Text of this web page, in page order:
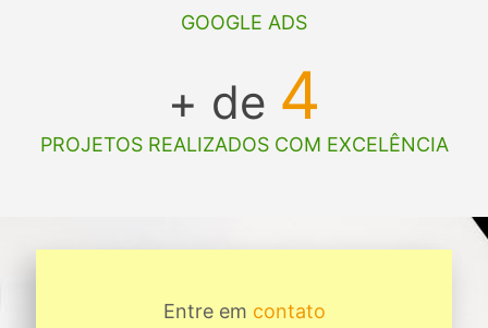
GOOGLE ADS
+ de 4
PROJETOS REALIZADOS COM EXCELÊNCIA
Entre em contato